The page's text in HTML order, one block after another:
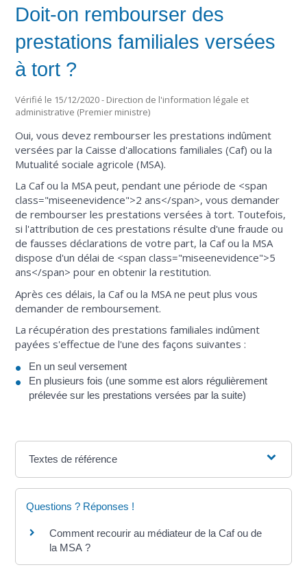
Doit-on rembourser des
prestations familiales versées
à tort ?
Vérifié le 15/12/2020 - Direction de l'information légale et
administrative (Premier ministre)
Oui, vous devez rembourser les prestations indûment
versées par la Caisse d'allocations familiales (Caf) ou la
Mutualité sociale agricole (MSA).
La Caf ou la MSA peut, pendant une période de <span
class="miseenevidence">2 ans</span>, vous demander
de rembourser les prestations versées à tort. Toutefois,
si l'attribution de ces prestations résulte d'une fraude ou
de fausses déclarations de votre part, la Caf ou la MSA
dispose d'un délai de <span class="miseenevidence">5
ans</span> pour en obtenir la restitution.
Après ces délais, la Caf ou la MSA ne peut plus vous
demander de remboursement.
La récupération des prestations familiales indûment
payées s'effectue de l'une des façons suivantes :
En un seul versement
En plusieurs fois (une somme est alors régulièrement
prélevée sur les prestations versées par la suite)
Textes de référence
Questions ? Réponses !
Comment recourir au médiateur de la Caf ou de
la MSA ?